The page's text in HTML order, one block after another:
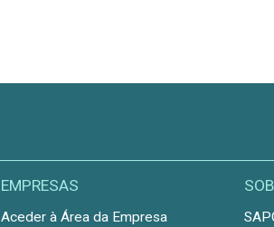
EMPRESAS
Aceder à Área da Empresa